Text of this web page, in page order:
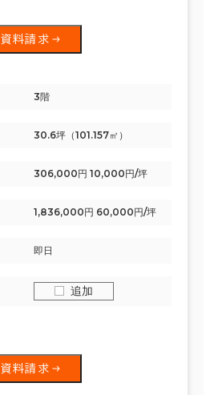
資料請求
3階
30.6坪（101.157㎡）
306,000円 10,000円/坪
1,836,000円 60,000円/坪
即日
追加
資料請求